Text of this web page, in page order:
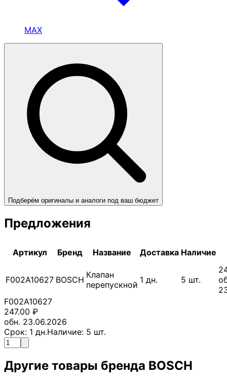
MAX
Подберём оригиналы и аналоги под ваш бюджет
Предложения
Артикул Бренд Название Доставка Наличие
F002A10627 BOSCH Клапан
перепускной 1 дн. 5 шт.
F002A10627
247.00 ₽
обн. 23.06.2026
Срок: 1 дн.Наличие: 5 шт.
Другие товары бренда BOSCH